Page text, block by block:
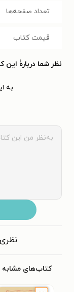
تعداد صفحه‌ها
قیمت کتاب
نظر شما دربارهٔ این
به
کتاب‌های مشابه